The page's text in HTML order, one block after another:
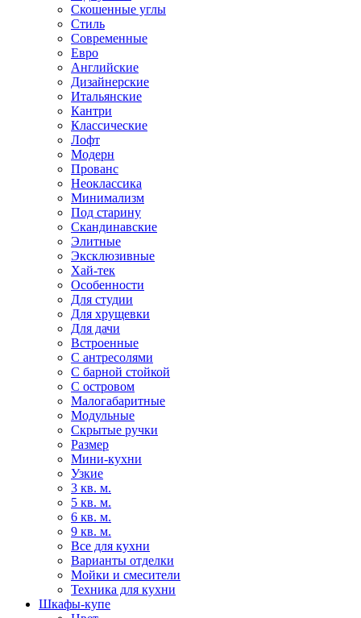
Скошенные углы
Стиль
Современные
Евро
Английские
Дизайнерские
Итальянские
Кантри
Классические
Лофт
Модерн
Прованс
Неоклассика
Минимализм
Под старину
Скандинавские
Элитные
Эксклюзивные
Хай-тек
Особенности
Для студии
Для хрущевки
Для дачи
Встроенные
С антресолями
С барной стойкой
С островом
Малогабаритные
Модульные
Скрытые ручки
Размер
Мини-кухни
Узкие
3 кв. м.
5 кв. м.
6 кв. м.
9 кв. м.
Все для кухни
Варианты отделки
Мойки и смесители
Техника для кухни
Шкафы-купе